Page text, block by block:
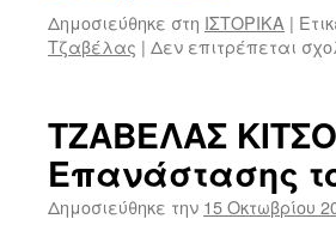
Δημοσιεύθηκε στη ΙΣΤΟΡΙΚΑ |
Τζαβέλας | Δεν επιτρέπεται
ΤΖΑΒΕΛΑΣ
Επανάστασης
Δημοσιεύθηκε την 15 Οκτωβρίου